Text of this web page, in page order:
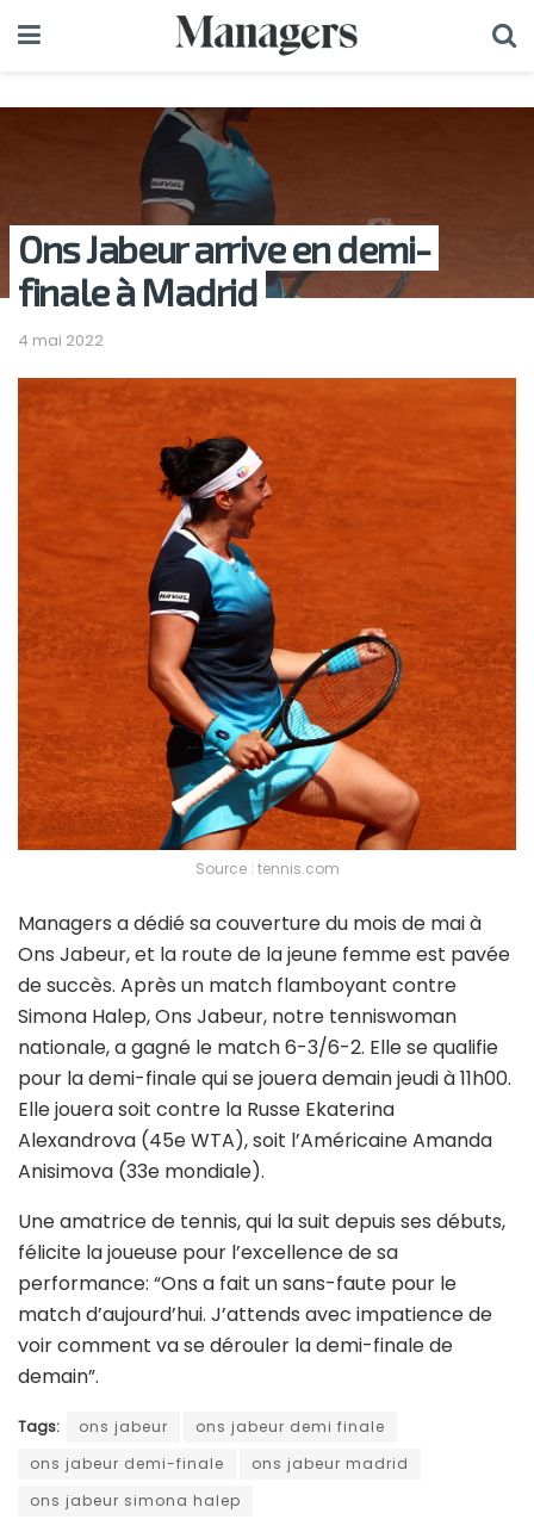
Ons Jabeur arrive en demi-
finale à Madrid
4 mai 2022
Source : tennis.com
Managers a dédié sa couverture du mois de mai à
Ons Jabeur, et la route de la jeune femme est pavée
de succès. Après un match flamboyant contre
Simona Halep, Ons Jabeur, notre tenniswoman
nationale, a gagné le match 6-3/6-2. Elle se qualifie
pour la demi-finale qui se jouera demain jeudi à 11h00.
Elle jouera soit contre la Russe Ekaterina
Alexandrova (45e WTA), soit l’Américaine Amanda
Anisimova (33e mondiale).
Une amatrice de tennis, qui la suit depuis ses débuts,
félicite la joueuse pour l’excellence de sa
performance: “Ons a fait un sans-faute pour le
match d’aujourd’hui. J’attends avec impatience de
voir comment va se dérouler la demi-finale de
demain”.
Tags: ons jabeur
ons jabeur demi finale
ons jabeur demi-finale
ons jabeur madrid
ons jabeur simona halep